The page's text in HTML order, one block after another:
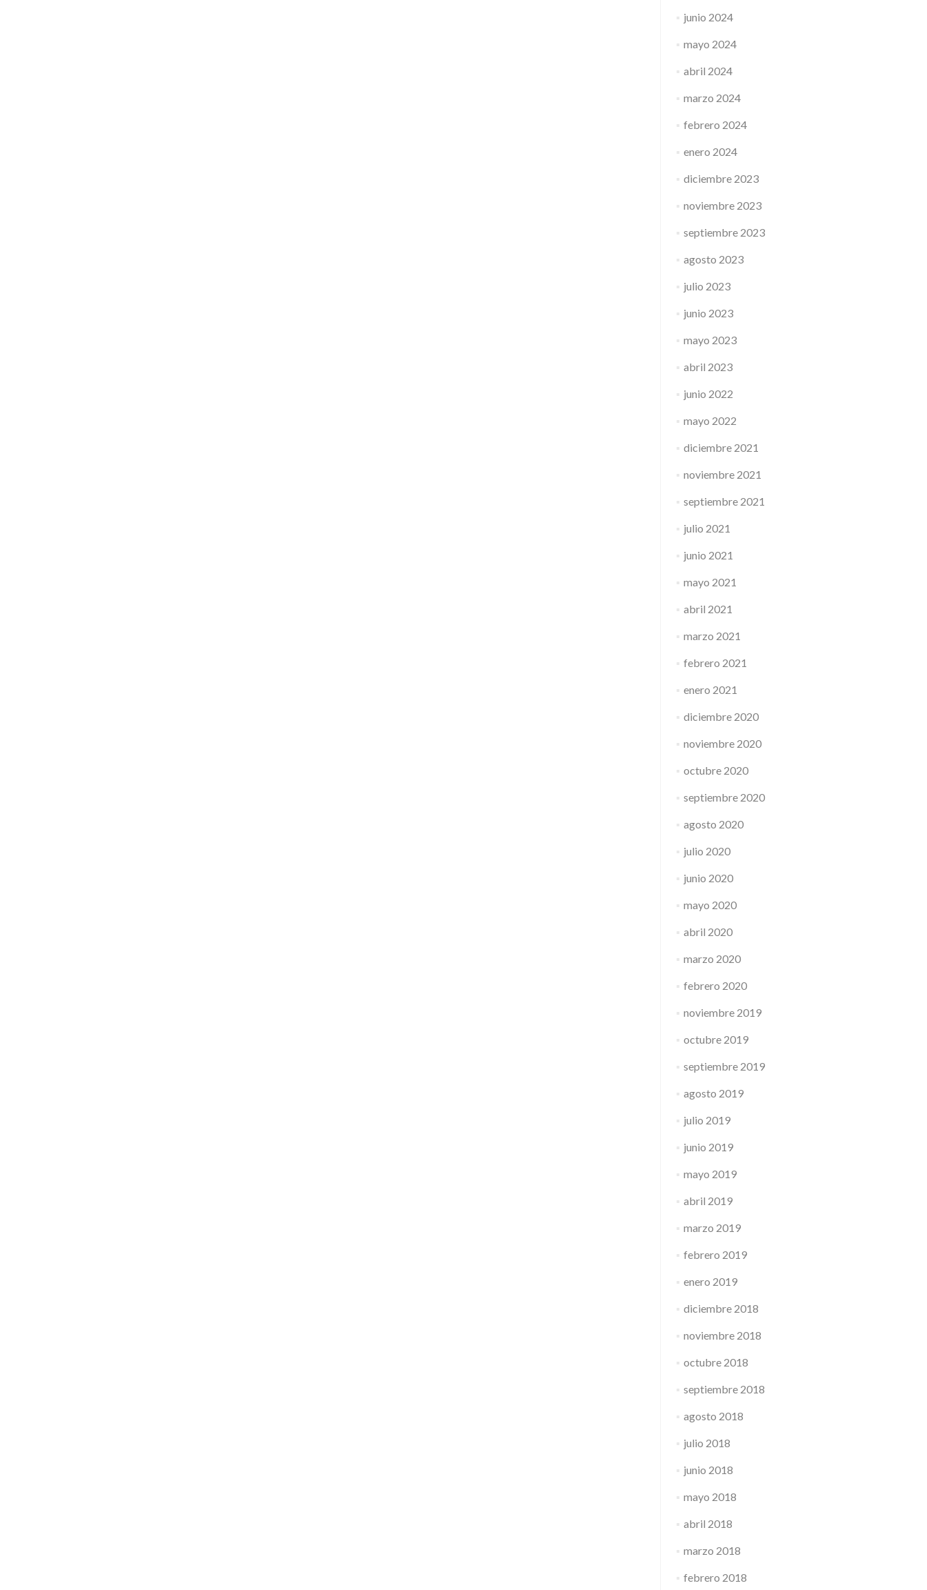
junio 2024
mayo 2024
abril 2024
marzo 2024
febrero 2024
enero 2024
diciembre 2023
noviembre 2023
septiembre 2023
agosto 2023
julio 2023
junio 2023
mayo 2023
abril 2023
junio 2022
mayo 2022
diciembre 2021
noviembre 2021
septiembre 2021
julio 2021
junio 2021
mayo 2021
abril 2021
marzo 2021
febrero 2021
enero 2021
diciembre 2020
noviembre 2020
octubre 2020
septiembre 2020
agosto 2020
julio 2020
junio 2020
mayo 2020
abril 2020
marzo 2020
febrero 2020
noviembre 2019
octubre 2019
septiembre 2019
agosto 2019
julio 2019
junio 2019
mayo 2019
abril 2019
marzo 2019
febrero 2019
enero 2019
diciembre 2018
noviembre 2018
octubre 2018
septiembre 2018
agosto 2018
julio 2018
junio 2018
mayo 2018
abril 2018
marzo 2018
febrero 2018